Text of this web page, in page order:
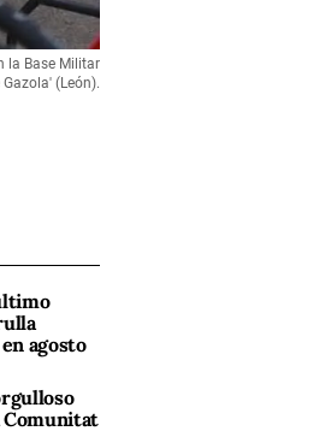
la Base Militar
(León).
agosto
Comunitat